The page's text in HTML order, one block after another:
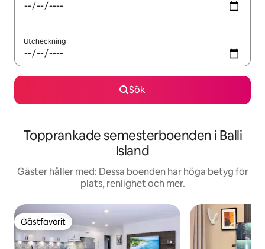
Utcheckning
Sök
Topprankade semesterboenden i Balli
Island
Gäster håller med: Dessa boenden har höga betyg för
plats, renlighet och mer.
Gästfavorit
Gästfavorit